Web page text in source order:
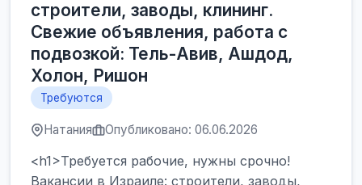
строители, заводы, клининг.
Свежие объявления, работа с
подвозкой: Тель-Авив, Ашдод,
Холон, Ришон
Требуются
Натания Опубликовано: 06.06.2026
<h1>Требуется рабочие, нужны срочно!
Вакансии в Израиле: строители, заводы,